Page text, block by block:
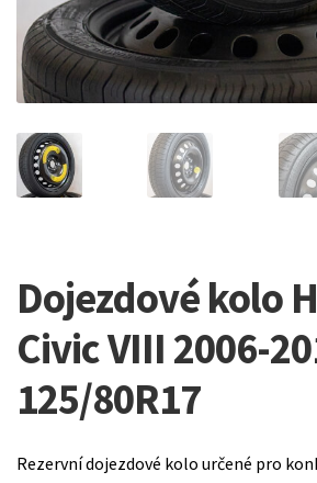
Dojezdové kolo
Civic VIII 2006-
125/80R17
Rezervní dojezdové kolo určené pro